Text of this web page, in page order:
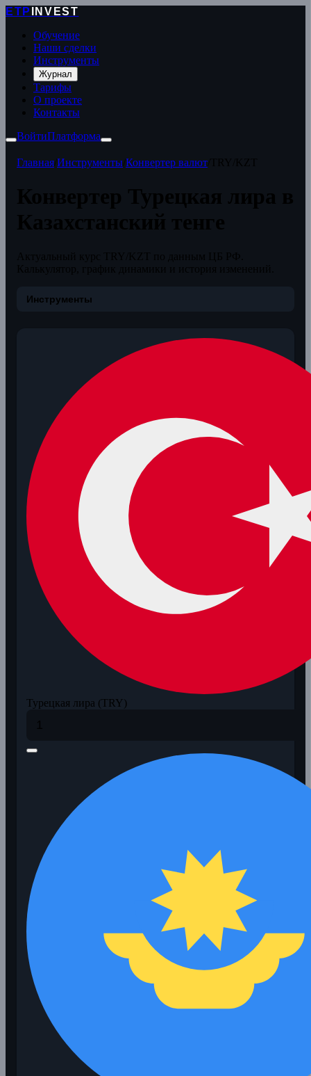
ETP
INVEST
Обучение
Наши сделки
Инструменты
Журнал
Тарифы
О проекте
Контакты
ВойтиПлатформа
Главная Инструменты Конвертер валют
Инструменты
Турецкая лира (TRY)